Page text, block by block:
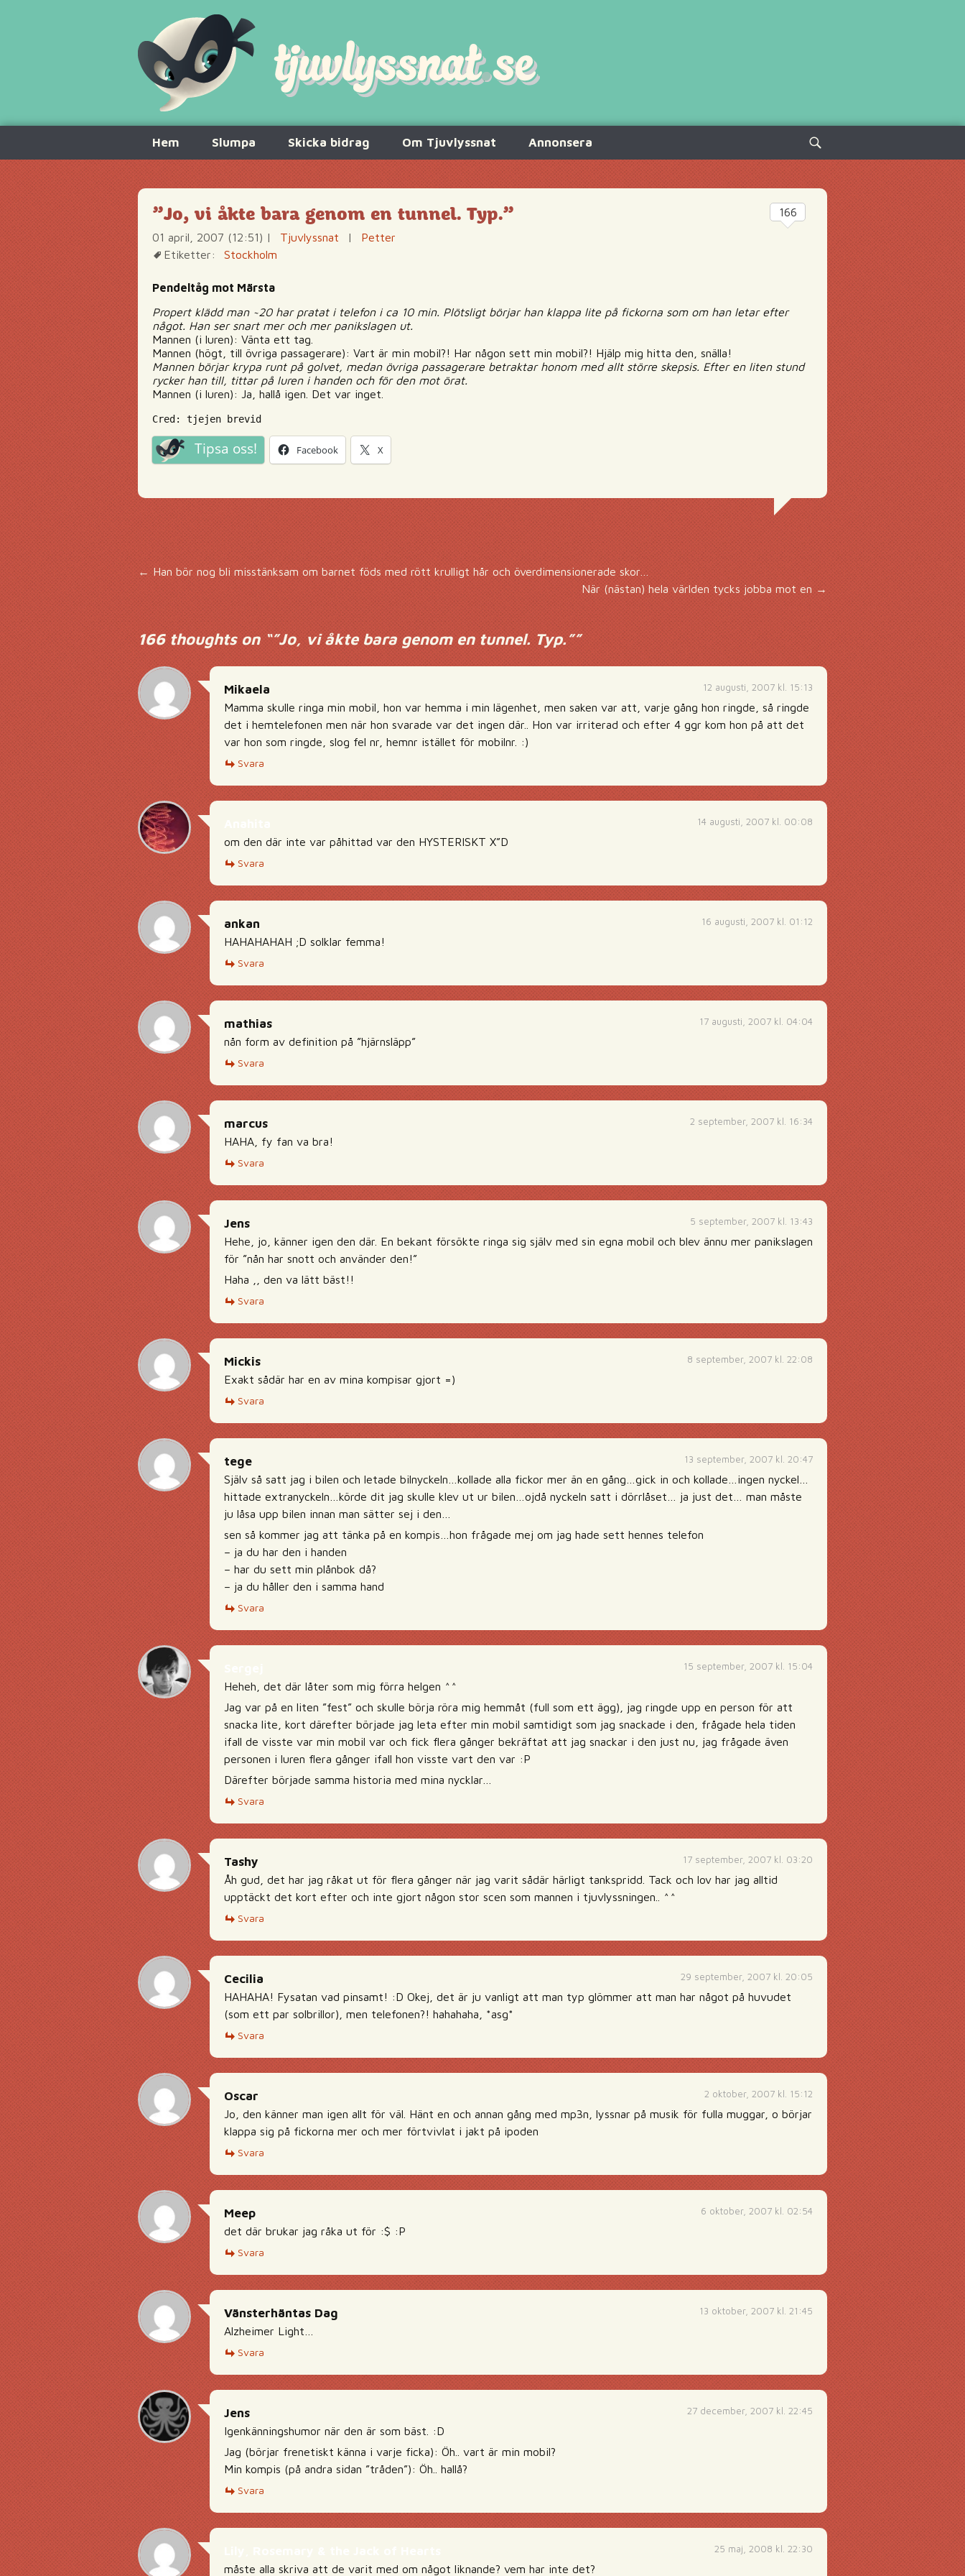
innehåll
Hem Slumpa Skicka bidrag Om Tjuvlyssnat Annonsera
Sök
efter:
”Jo, vi åkte bara genom en tunnel. Typ.”
01 april, 2007 (12:51) | Tjuvlyssnat |
Petter
Etiketter:
Stockholm
Pendeltåg mot Märsta
Propert klädd man ~20 har pratat i telefon i ca 10 min. Plötsligt börjar han klappa lite på fickorna som om han letar efter
något. Han ser snart mer och mer panikslagen ut.
Mannen (i luren): Vänta ett tag.
Mannen (högt, till övriga passagerare): Vart är min mobil?! Har någon sett min mobil?! Hjälp mig hitta den, snälla!
Mannen börjar krypa runt på golvet, medan övriga passagerare betraktar honom med allt större skepsis. Efter en liten stund
rycker han till, tittar på luren i handen och för den mot örat.
Mannen (i luren): Ja, hallå igen. Det var inget.
Cred: tjejen brevid
Tipsa oss! Facebook X
166
Inläggsnavigering
←Han bör nog bli misstänksam om barnet föds med rött krulligt hår och överdimensionerade skor…
När (nästan) hela världen tycks jobba mot en →
166 thoughts on “”Jo, vi åkte bara genom en tunnel. Typ.””
12 augusti, 2007 kl. 15:13
Mikaela
Mamma skulle ringa min mobil, hon var hemma i min lägenhet, men saken var att, varje gång hon ringde, så ringde
det i hemtelefonen men när hon svarade var det ingen där.. Hon var irriterad och efter 4 ggr kom hon på att det
var hon som ringde, slog fel nr, hemnr istället för mobilnr. :)
Svara
14 augusti, 2007 kl. 00:08
om den där inte var påhittad var den HYSTERISKT X”D
Svara
16 augusti, 2007 kl. 01:12
ankan
HAHAHAHAH ;D solklar femma!
Svara
17 augusti, 2007 kl. 04:04
mathias
nån form av definition på ”hjärnsläpp”
Svara
2 september, 2007 kl. 16:34
marcus
HAHA, fy fan va bra!
Svara
5 september, 2007 kl. 13:43
Jens
Hehe, jo, känner igen den där. En bekant försökte ringa sig själv med sin egna mobil och blev ännu mer panikslagen
för ”nån har snott och använder den!”
Haha ,, den va lätt bäst!!
Svara
8 september, 2007 kl. 22:08
Mickis
Exakt sådär har en av mina kompisar gjort =)
Svara
13 september, 2007 kl. 20:47
tege
Själv så satt jag i bilen och letade bilnyckeln…kollade alla fickor mer än en gång…gick in och kollade…ingen nyckel…
hittade extranyckeln…körde dit jag skulle klev ut ur bilen…ojdå nyckeln satt i dörrlåset… ja just det… man måste
ju låsa upp bilen innan man sätter sej i den…
sen så kommer jag att tänka på en kompis…hon frågade mej om jag hade sett hennes telefon
– ja du har den i handen
– har du sett min plånbok då?
– ja du håller den i samma hand
Svara
15 september, 2007 kl. 15:04
Heheh, det där låter som mig förra helgen ^^
Jag var på en liten ”fest” och skulle börja röra mig hemmåt (full som ett ägg), jag ringde upp en person för att
snacka lite, kort därefter började jag leta efter min mobil samtidigt som jag snackade i den, frågade hela tiden
ifall de visste var min mobil var och fick flera gånger bekräftat att jag snackar i den just nu, jag frågade även
personen i luren flera gånger ifall hon visste vart den var :P
Därefter började samma historia med mina nycklar…
Svara
17 september, 2007 kl. 03:20
Tashy
Åh gud, det har jag råkat ut för flera gånger när jag varit sådär härligt tankspridd. Tack och lov har jag alltid
upptäckt det kort efter och inte gjort någon stor scen som mannen i tjuvlyssningen.. ^^
Svara
29 september, 2007 kl. 20:05
Cecilia
HAHAHA! Fysatan vad pinsamt! :D Okej, det är ju vanligt att man typ glömmer att man har något på huvudet
(som ett par solbrillor), men telefonen?! hahahaha, *asg*
Svara
2 oktober, 2007 kl. 15:12
Oscar
Jo, den känner man igen allt för väl. Hänt en och annan gång med mp3n, lyssnar på musik för fulla muggar, o börjar
klappa sig på fickorna mer och mer förtvivlat i jakt på ipoden
Svara
6 oktober, 2007 kl. 02:54
Meep
det där brukar jag råka ut för :$ :P
Svara
13 oktober, 2007 kl. 21:45
Vänsterhäntas Dag
Alzheimer Light…
Svara
27 december, 2007 kl. 22:45
Jens
Igenkänningshumor när den är som bäst. :D
Jag (börjar frenetiskt känna i varje ficka): Öh.. vart är min mobil?
Min kompis (på andra sidan ”tråden”): Öh.. hallå?
Svara
25 maj, 2008 kl. 22:30
måste alla skriva att de varit med om något liknande? vem har inte det?